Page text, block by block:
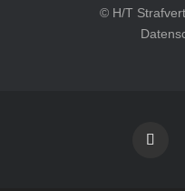
© H/T